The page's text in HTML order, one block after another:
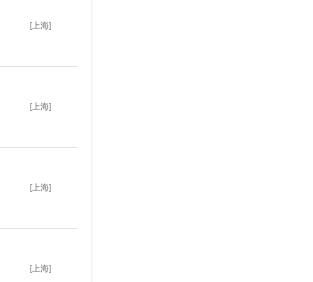
[上海]
[上海]
[上海]
[上海]